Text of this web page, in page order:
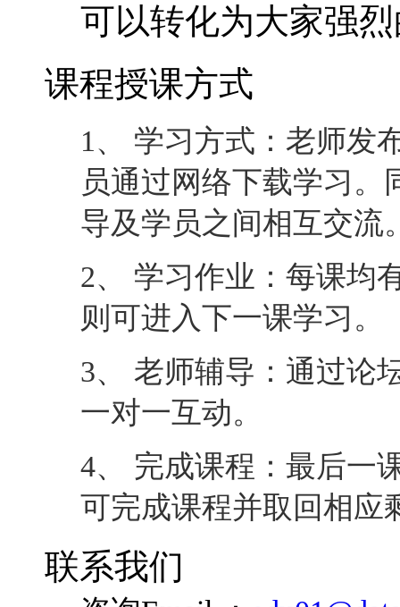
可以转化为大家强
课程授课方式
1、 学习方式：老师发
员通过网络下载学习
导及学员之间相互交流
2、 学习作业：每课均
则可进入下一课学习。
3、 老师辅导：通过论
一对一互动。
4、 完成课程：最后一
可完成课程并取回相应
联系我们